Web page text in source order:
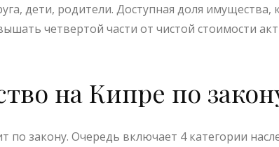
дети, родители. Доступная доля
четвертой части от чистой стоимости
на Кипре по
по закону. Очередь включает 4 категории